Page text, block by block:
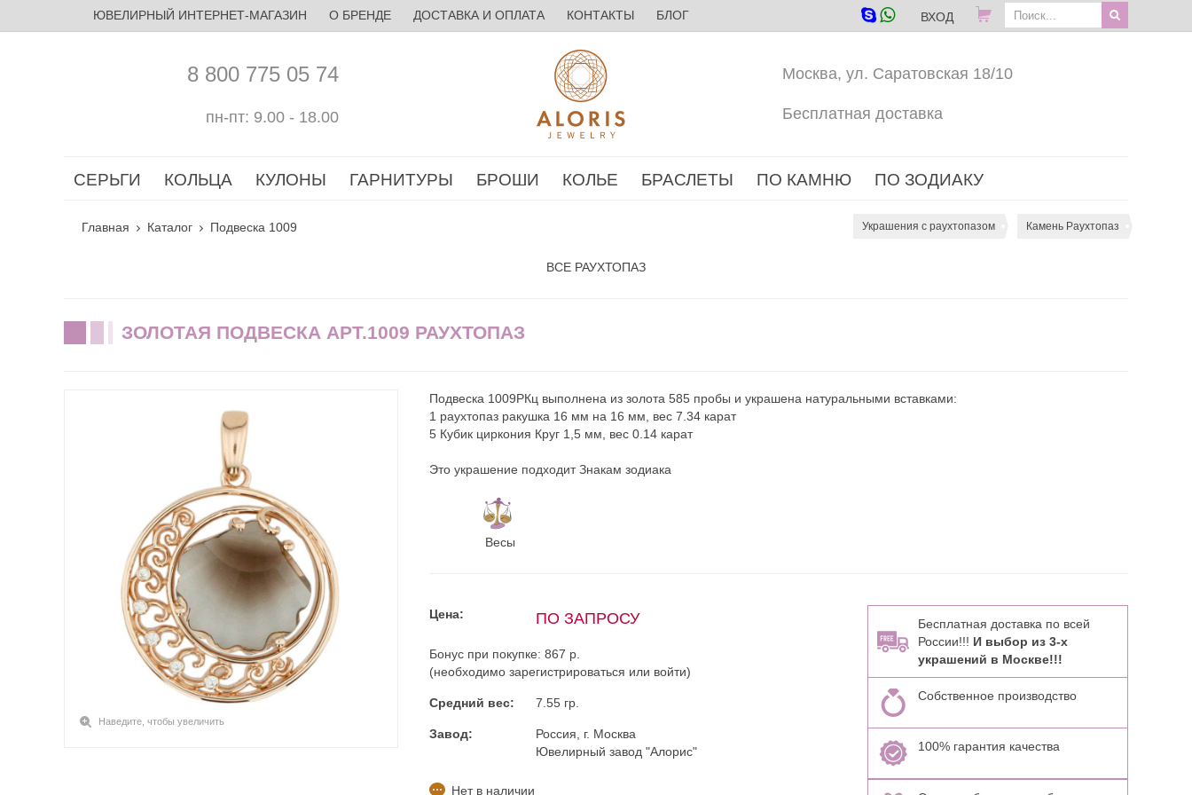
ЮВЕЛИРНЫЙ ИНТЕРНЕТ-МАГАЗИН О БРЕНДЕ ДОСТАВКА И ОПЛАТА КОНТАКТЫ БЛОГ ВХОД
8 800 775 05 74
пн-пт: 9.00 - 18.00
Москва, ул. Саратовская 18/10
Бесплатная доставка
СЕРЬГИ КОЛЬЦА КУЛОНЫ ГАРНИТУРЫ БРОШИ КОЛЬЕ БРАСЛЕТЫ ПО КАМНЮ ПО ЗОДИАКУ
Главная Каталог Подвеска 1009 Украшения с раухтопазом Камень Раухтопаз
ВСЕ РАУХТОПАЗ
ЗОЛОТАЯ ПОДВЕСКА АРТ.1009 РАУХТОПАЗ
Наведите, чтобы увеличить
Подвеска 1009РКц выполнена из золота 585 пробы и украшена натуральными вставками:
1 раухтопаз ракушка 16 мм на 16 мм, вес 7.34 карат
5 Кубик циркония Круг 1,5 мм, вес 0.14 карат
Это украшение подходит Знакам зодиака
Весы
Цена: ПО ЗАПРОСУ
Бонус при покупке: 867 р.
(необходимо зарегистрироваться или войти)
Средний вес: 7.55 гр.
Завод:
Россия, г. Москва
Ювелирный завод "Алорис"
Нет в наличии
Бесплатная доставка по всей
России!!! И выбор из 3-х
украшений в Москве!!!
Собственное производство
100% гарантия качества